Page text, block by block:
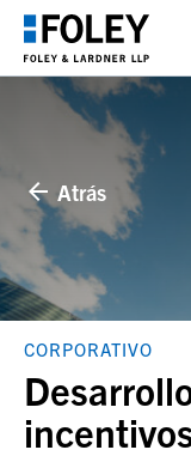
Atrás
CORPORATIVO